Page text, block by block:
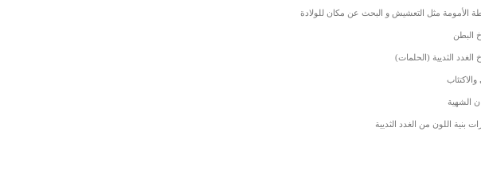
الأمومة مثل التعشيش و البحث عن مكان للولادة
البطن
الغدد الثديية (الحلمات)
والاكتئاب
الشهية
بنية اللون من الغدد الثديية